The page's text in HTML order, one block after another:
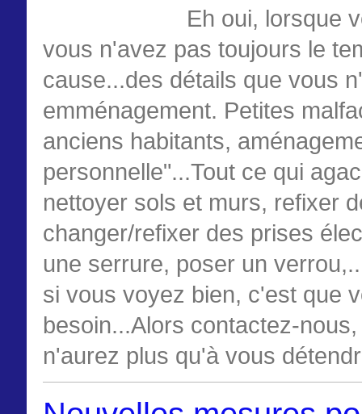
Eh oui, lorsque
vous n'avez pas toujours le
cause...des détails que vous
emménagement. Petites
anciens habitants,
personnelle"...Tout ce qui
nettoyer sols et murs, refixer
changer/refixer des prises
une serrure, poser un
si vous voyez bien, c'est que
besoin...Alors contactez-
n'aurez plus qu'à vous